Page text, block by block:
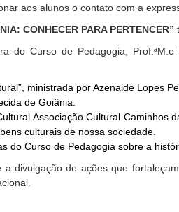
aos alunos o contato com a
CONHECER PARA PERTENCER”
do Curso de Pedagogia,
ministrada por Azenaide Lopes
de Goiânia.
Associação Cultural
culturais de nossa sociedade.
do Curso de Pedagogia sobre a
divulgação de ações que